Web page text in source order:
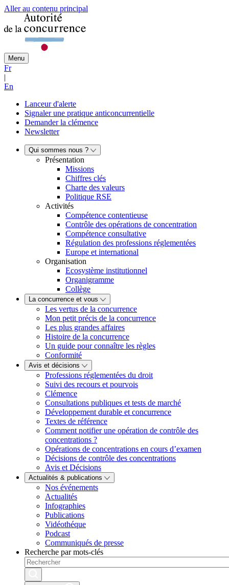
Aller au contenu principal
Menu
Fr
|
En
Lanceur d'alerte
Signaler une pratique anticoncurrentielle
Demander la clémence
Newsletter
Qui sommes nous ?
Présentation
Missions
Chiffres clés
Charte des valeurs
Politique RSE
Activités
Compétence contentieuse
Contrôle des opérations de concentration
Compétence consultative
Régulation des professions réglementées
Europe et international
Organisation
Ecosystème institutionnel
Organigramme
Collège
La concurrence et vous
Les vertus de la concurrence
Mon petit précis de la concurrence
Les plus grandes affaires
Histoire de la concurrence
Un guide pour connaître les règles
Conformité
Avis et décisions
Professions réglementées du droit
Suivi des recours et pourvois
Clémence
Consultations publiques et tests de marché
Développement durable et concurrence
Textes de référence
Comment notifier une opération de contrôle des
concentrations ?
Opérations de concentrations en cours d’examen
Décisions de contrôle des concentrations
Avis et Décisions
Actualités & publications
Nos événements
Actualités
Infographies
Publications
Vidéothéque
Podcast
Communiqués de presse
Recherche par mots-clés